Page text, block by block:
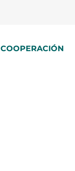
COOPERACIÓN